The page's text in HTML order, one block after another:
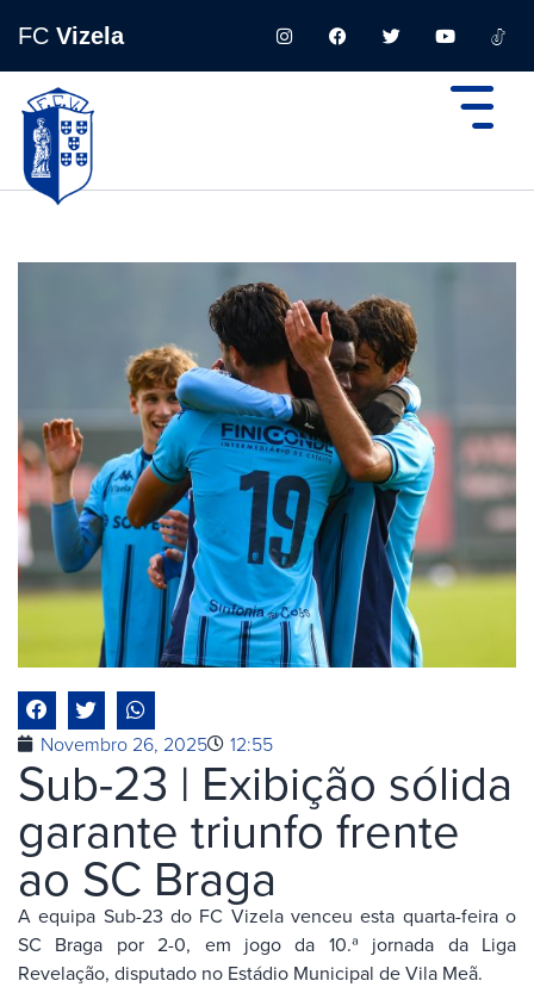
FC Vizela
Novembro 26, 2025 12:55
Sub-23 | Exibição sólida
garante triunfo frente
ao SC Braga
A equipa Sub-23 do FC Vizela venceu esta quarta-feira o
SC Braga por 2-0, em jogo da 10.ª jornada da Liga
Revelação, disputado no Estádio Municipal de Vila Meã.